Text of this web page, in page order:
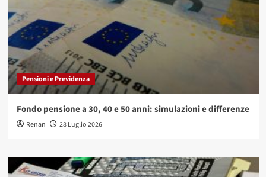
Pensioni e Previdenza
Fondo pensione a 30, 40 e 50 anni: simulazioni e differenze
Renan 28 Luglio 2026